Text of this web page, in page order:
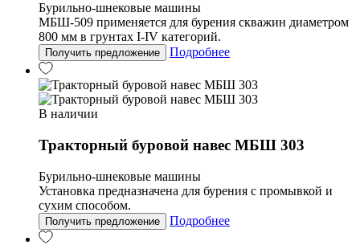
Бурильно-шнековые машины
МБШ-509 применяется для бурения скважин диаметром
800 мм в грунтах I-IV категорий.
Получить предложение Подробнее
В наличии
Тракторный буровой навес МБШ 303
Бурильно-шнековые машины
Установка предназначена для бурения с промывкой и
сухим способом.
Получить предложение Подробнее